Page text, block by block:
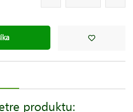
produktu: